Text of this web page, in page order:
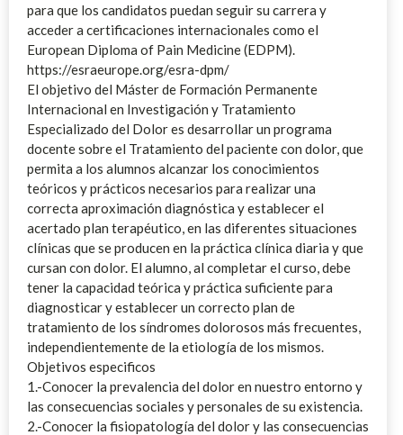
para que los candidatos puedan seguir su carrera y
acceder a certificaciones internacionales como el
European Diploma of Pain Medicine (EDPM).
https://esraeurope.org/esra-dpm/
El objetivo del Máster de Formación Permanente
Internacional en Investigación y Tratamiento
Especializado del Dolor es desarrollar un programa
docente sobre el Tratamiento del paciente con dolor, que
permita a los alumnos alcanzar los conocimientos
teóricos y prácticos necesarios para realizar una
correcta aproximación diagnóstica y establecer el
acertado plan terapéutico, en las diferentes situaciones
clínicas que se producen en la práctica clínica diaria y que
cursan con dolor. El alumno, al completar el curso, debe
tener la capacidad teórica y práctica suficiente para
diagnosticar y establecer un correcto plan de
tratamiento de los síndromes dolorosos más frecuentes,
independientemente de la etiología de los mismos.
Objetivos especificos
1.-Conocer la prevalencia del dolor en nuestro entorno y
las consecuencias sociales y personales de su existencia.
2.-Conocer la fisiopatología del dolor y las consecuencias